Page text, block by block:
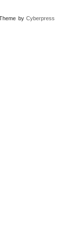
byCyberpress